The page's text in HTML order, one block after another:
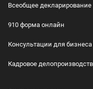
Всеобщее декларирование
910 форма онлайн
Консультации для бизнеса
Кадровое